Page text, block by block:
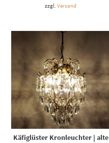
zzgl.Versand
Käfiglüster Kronleuchter | alte